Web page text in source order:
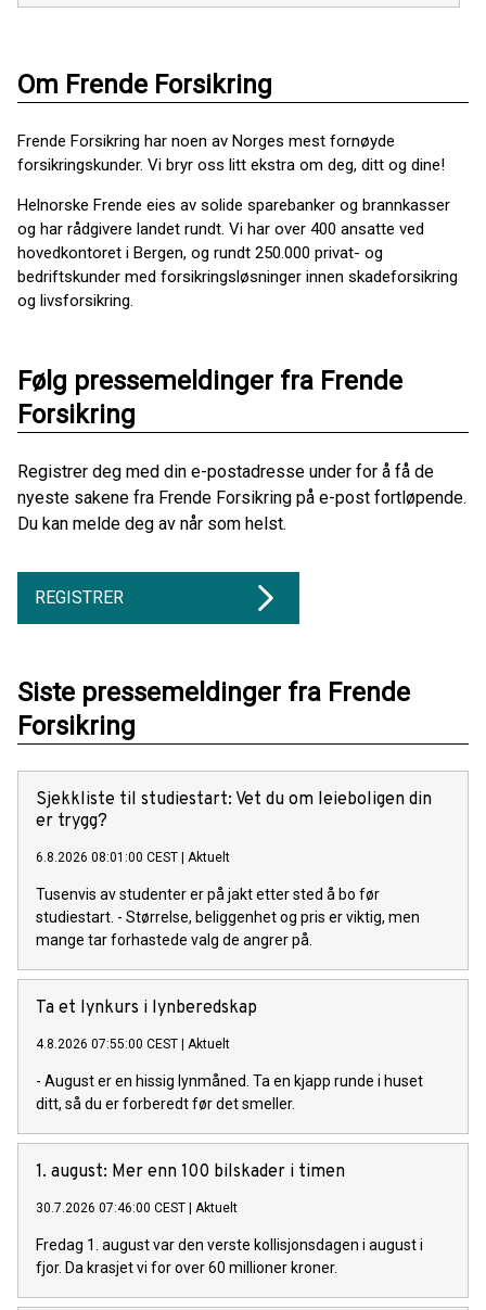
Om Frende Forsikring
Frende Forsikring har noen av Norges mest fornøyde
forsikringskunder. Vi bryr oss litt ekstra om deg, ditt og dine!
Helnorske Frende eies av solide sparebanker og brannkasser
og har rådgivere landet rundt. Vi har over 400 ansatte ved
hovedkontoret i Bergen, og rundt 250.000 privat- og
bedriftskunder med forsikringsløsninger innen skadeforsikring
og livsforsikring.
Følg pressemeldinger fra Frende
Forsikring
Registrer deg med din e-postadresse under for å få de
nyeste sakene fra Frende Forsikring på e-post fortløpende.
Du kan melde deg av når som helst.
REGISTRER
Siste pressemeldinger fra Frende
Forsikring
Sjekkliste til studiestart: Vet du om leieboligen din
er trygg?
6.8.2026 08:01:00 CEST | Aktuelt
Tusenvis av studenter er på jakt etter sted å bo før
studiestart. - Størrelse, beliggenhet og pris er viktig, men
mange tar forhastede valg de angrer på.
Ta et lynkurs i lynberedskap
4.8.2026 07:55:00 CEST | Aktuelt
- August er en hissig lynmåned. Ta en kjapp runde i huset
ditt, så du er forberedt før det smeller.
1. august: Mer enn 100 bilskader i timen
30.7.2026 07:46:00 CEST | Aktuelt
Fredag 1. august var den verste kollisjonsdagen i august i
fjor. Da krasjet vi for over 60 millioner kroner.